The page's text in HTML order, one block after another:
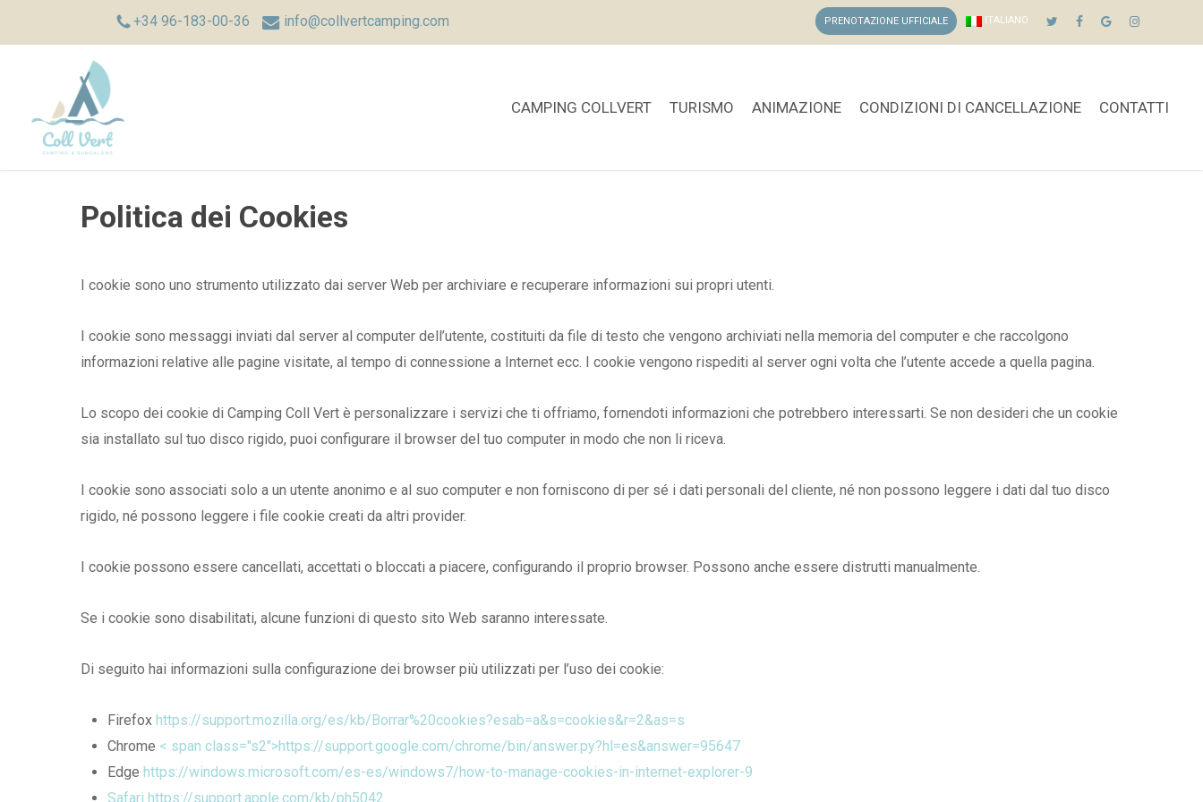
TWITTERFACEBOOKGOOGLE-
PLUS
INSTAGRAM
+34 96-183-00-36 info@collvertcamping.com PRENOTAZIONE UFFICIALE ITALIANO
CAMPING COLLVERT TURISMO ANIMAZIONE CONDIZIONI DI CANCELLAZIONE CONTATTI
Politica dei Cookies
I cookie sono uno strumento utilizzato dai server Web per archiviare e recuperare informazioni sui propri utenti.
I cookie sono messaggi inviati dal server al computer dell’utente, costituiti da file di testo che vengono archiviati nella memoria del computer e che raccolgono
informazioni relative alle pagine visitate, al tempo di connessione a Internet ecc. I cookie vengono rispediti al server ogni volta che l’utente accede a quella pagina.
Lo scopo dei cookie di Camping Coll Vert è personalizzare i servizi che ti offriamo, fornendoti informazioni che potrebbero interessarti. Se non desideri che un cookie
sia installato sul tuo disco rigido, puoi configurare il browser del tuo computer in modo che non li riceva.
I cookie sono associati solo a un utente anonimo e al suo computer e non forniscono di per sé i dati personali del cliente, né non possono leggere i dati dal tuo disco
rigido, né possono leggere i file cookie creati da altri provider.
I cookie possono essere cancellati, accettati o bloccati a piacere, configurando il proprio browser. Possono anche essere distrutti manualmente.
Se i cookie sono disabilitati, alcune funzioni di questo sito Web saranno interessate.
Di seguito hai informazioni sulla configurazione dei browser più utilizzati per l’uso dei cookie:
Firefoxhttps://support.mozilla.org/es/kb/Borrar%20cookies?esab=a&s=cookies&r=2&as=s
Chrome < span class="s2">https://support.google.com/chrome/bin/answer.py?hl=es&answer=95647
Edgehttps://windows.microsoft.com/es-es/windows7/how-to-manage-cookies-in-internet-explorer-9
Safarihttps://support.apple.com/kb/ph5042